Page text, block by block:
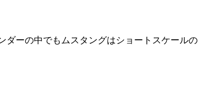
ダーの中でもムスタングはショートスケールの